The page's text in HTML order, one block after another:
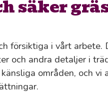
säker
försiktiga i vårt
och andra detaljer i
områden, och